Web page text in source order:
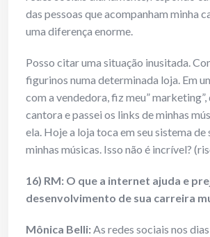
das pessoas que acompanham minha
uma diferença enorme.
Posso citar uma situação inusitada.
figurinos numa determinada loja. Em
com a vendedora, fiz meu” marketing”,
cantora e passei os links de minhas
ela. Hoje a loja toca em seu sistema de
minhas músicas. Isso não é incrível?
16) RM: O que a internet ajuda e
desenvolvimento de sua carreira
Mônica Belli:As redes sociais nos